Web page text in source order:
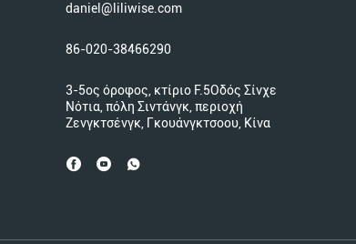
daniel@liliwise.com
86-020-38466290
3-5ος όροφος, κτίριο F.5Οδός Σίνχε
Νότια, πόλη Σιντάνγκ, περιοχή
Ζενγκτσένγκ, Γκουάνγκτσοου, Κίνα